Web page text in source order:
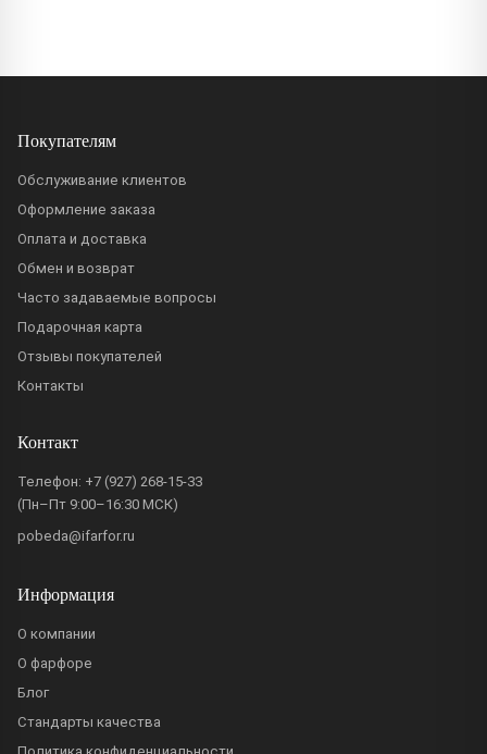
Покупателям
Обслуживание клиентов
Оформление заказа
Оплата и доставка
Обмен и возврат
Часто задаваемые вопросы
Подарочная карта
Отзывы покупателей
Контакты
Контакт
Телефон: +7 (927) 268-15-33
(Пн–Пт 9:00–16:30 МСК)
pobeda@ifarfor.ru
Информация
О компании
О фарфоре
Блог
Стандарты качества